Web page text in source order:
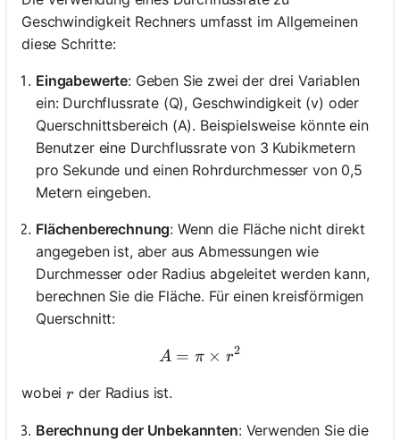
Geschwindigkeit Rechners umfasst im Allgemeinen
diese Schritte:
Eingabewerte: Geben Sie zwei der drei Variablen
ein: Durchflussrate (Q), Geschwindigkeit (v) oder
Querschnittsbereich (A). Beispielsweise könnte ein
Benutzer eine Durchflussrate von 3 Kubikmetern
pro Sekunde und einen Rohrdurchmesser von 0,5
Metern eingeben.
Flächenberechnung: Wenn die Fläche nicht direkt
angegeben ist, aber aus Abmessungen wie
Durchmesser oder Radius abgeleitet werden kann,
berechnen Sie die Fläche. Für einen kreisförmigen
Querschnitt:
A = \pi \times r^2
A = π × r2
wobeir
r der Radius ist.
Berechnung der Unbekannten: Verwenden Sie die